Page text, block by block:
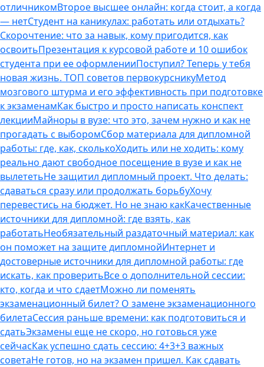
отличникомВторое высшее онлайн: когда стоит, а когда
— нетСтудент на каникулах: работать или отдыхать?
Скорочтение: что за навык, кому пригодится, как
освоитьПрезентация к курсовой работе и 10 ошибок
студента при ее оформленииПоступил? Теперь у тебя
новая жизнь. ТОП советов первокурсникуМетод
мозгового штурма и его эффективность при подготовке
к экзаменамКак быстро и просто написать конспект
лекцииМайноры в вузе: что это, зачем нужно и как не
прогадать с выборомСбор материала для дипломной
работы: где, как, сколькоХодить или не ходить: кому
реально дают свободное посещение в вузе и как не
вылететьНе защитил дипломный проект. Что делать:
сдаваться сразу или продолжать борьбуХочу
перевестись на бюджет. Но не знаю какКачественные
источники для дипломной: где взять, как
работатьНеобязательный раздаточный материал: как
он поможет на защите дипломнойИнтернет и
достоверные источники для дипломной работы: где
искать, как проверитьВсе о дополнительной сессии:
кто, когда и что сдаетМожно ли поменять
экзаменационный билет? О замене экзаменационного
билетаСессия раньше времени: как подготовиться и
сдатьЭкзамены еще не скоро, но готовься уже
сейчасКак успешно сдать сессию: 4+3+3 важных
советаНе готов, но на экзамен пришел. Как сдавать